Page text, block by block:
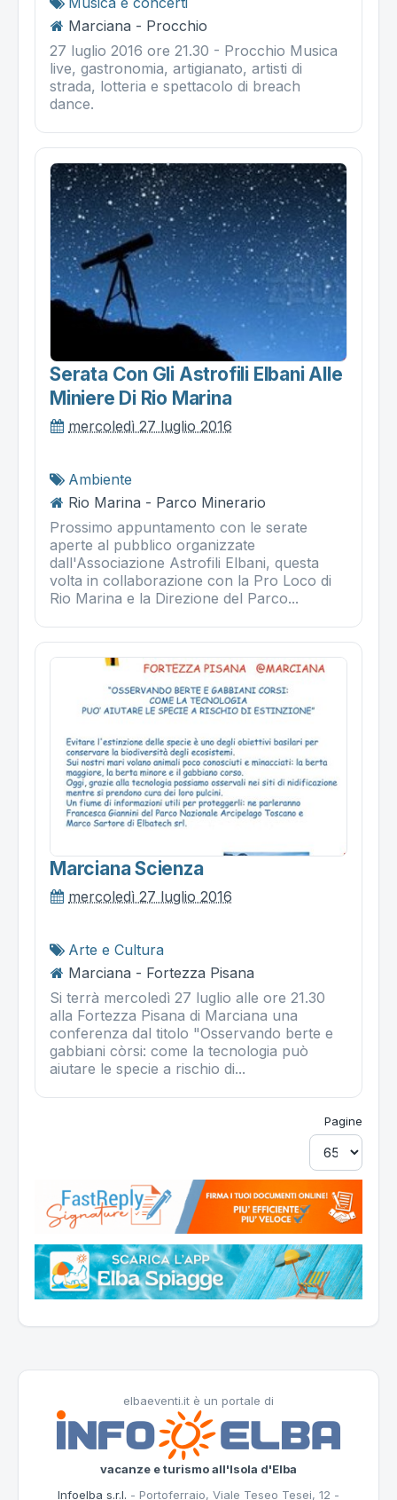
Marciana - Procchio
27 luglio 2016 ore 21.30 - Procchio Musica
live, gastronomia, artigianato, artisti di
strada, lotteria e spettacolo di breach
dance.
Serata Con Gli Astrofili Elbani Alle
Miniere Di Rio Marina
mercoledì 27 luglio 2016
Ambiente
Rio Marina - Parco Minerario
Prossimo appuntamento con le serate
aperte al pubblico organizzate
dall'Associazione Astrofili Elbani, questa
volta in collaborazione con la Pro Loco di
Rio Marina e la Direzione del Parco...
Marciana Scienza
mercoledì 27 luglio 2016
Arte e Cultura
Marciana - Fortezza Pisana
Si terrà mercoledì 27 luglio alle ore 21.30
alla Fortezza Pisana di Marciana una
conferenza dal titolo "Osservando berte e
gabbiani còrsi: come la tecnologia può
aiutare le specie a rischio di...
Pagine
elbaeventi.it è un portale di
vacanze e turismo all'Isola d'Elba
Infoelba s.r.l. - Portoferraio, Viale Teseo Tesei, 12 -